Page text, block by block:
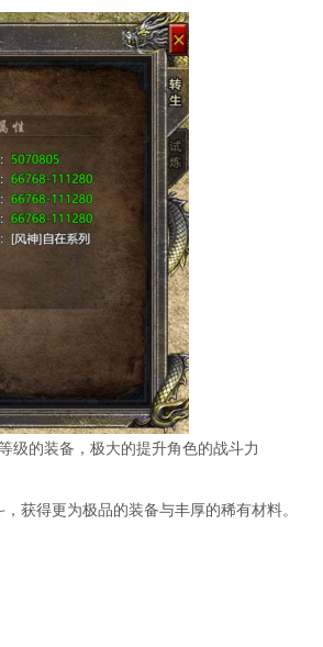
级的装备，极大的提升角色的战斗力
获得更为极品的装备与丰厚的稀有材料。